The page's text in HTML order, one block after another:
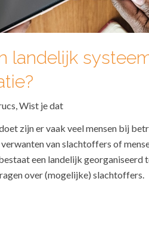
landelijk
Wist je dat
zijn er vaak veel mensen bij
van slachtoffers of
een landelijk georganiseerd
over (mogelijke) slachtoffers.